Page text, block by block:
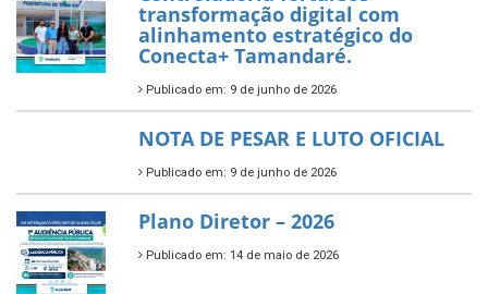
Prefeitura de Tamandaré abre
inscrições para o Festival
Multicultural PNAB 2026
Publicado em: 9 de junho de 2026
🌳🌱 Projeto Arborização Urbana!
Publicado em: 9 de junho de 2026
🌿🚤 Semana Mundial do Meio
Ambiente em Tamandaré